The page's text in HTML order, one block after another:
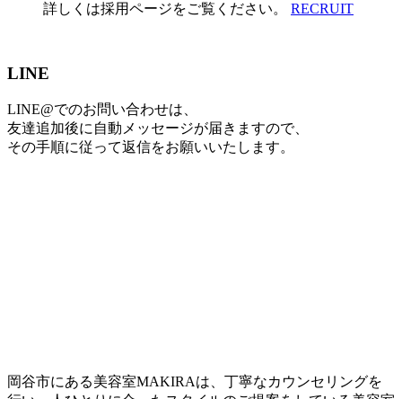
詳しくは採用ページをご覧ください。 RECRUIT
LINE
LINE@でのお問い合わせは、
友達追加後に自動メッセージが届きますので、
その手順に従って返信をお願いいたします。
岡谷市にある美容室MAKIRAは、丁寧なカウンセリングを